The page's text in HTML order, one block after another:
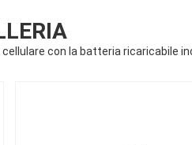
con la batteria ricaricabile